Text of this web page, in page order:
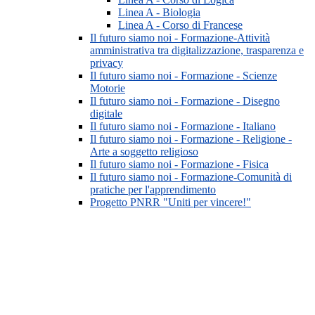
Linea A - Biologia
Linea A - Corso di Francese
Il futuro siamo noi - Formazione-Attività
amministrativa tra digitalizzazione, trasparenza e
privacy
Il futuro siamo noi - Formazione - Scienze
Motorie
Il futuro siamo noi - Formazione - Disegno
digitale
Il futuro siamo noi - Formazione - Italiano
Il futuro siamo noi - Formazione - Religione -
Arte a soggetto religioso
Il futuro siamo noi - Formazione - Fisica
Il futuro siamo noi - Formazione-Comunità di
pratiche per l'apprendimento
Progetto PNRR "Uniti per vincere!"